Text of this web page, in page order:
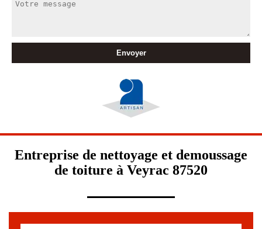
Entreprise de nettoyage et demoussage
de toiture à Veyrac 87520